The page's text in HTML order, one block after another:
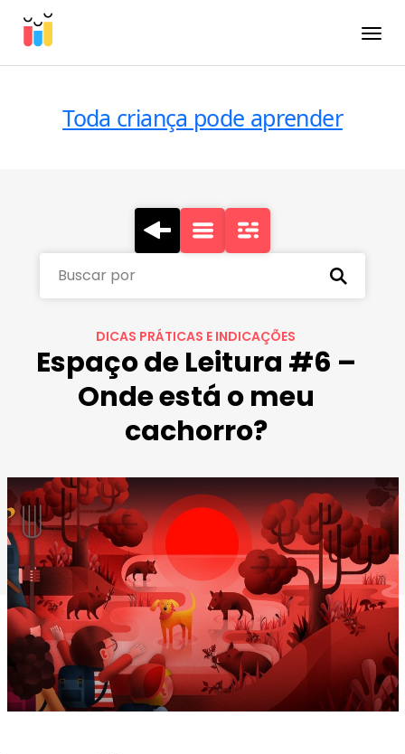
Toda criança pode aprender
Buscar por
DICAS PRÁTICAS E INDICAÇÕES
Espaço de Leitura #6 –
Onde está o meu
cachorro?